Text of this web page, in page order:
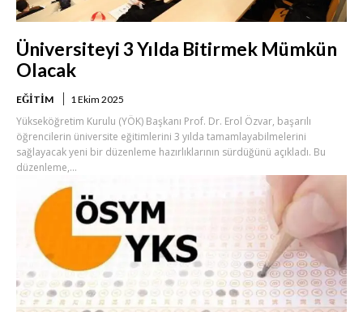
Üniversiteyi 3 Yılda Bitirmek Mümkün
Olacak
EĞITIM 1 Ekim 2025
Yükseköğretim Kurulu (YÖK) Başkanı Prof. Dr. Erol Özvar, başarılı
öğrencilerin üniversite eğitimlerini 3 yılda tamamlayabilmelerini
sağlayacak yeni bir düzenleme hazırlıklarının sürdüğünü açıkladı. Bu
düzenleme,...